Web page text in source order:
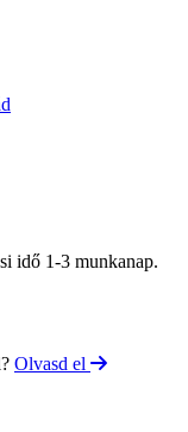
idő 1-3 munkanap.
Olvasd el